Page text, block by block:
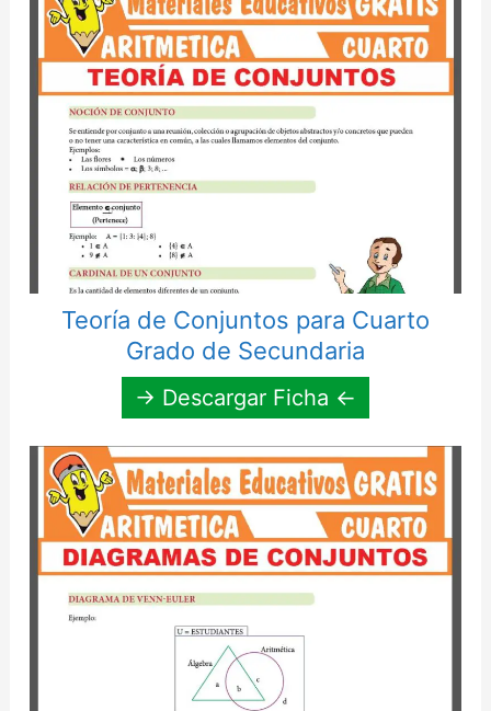
Teoría de Conjuntos para Cuarto
Grado de Secundaria
→ Descargar Ficha ←